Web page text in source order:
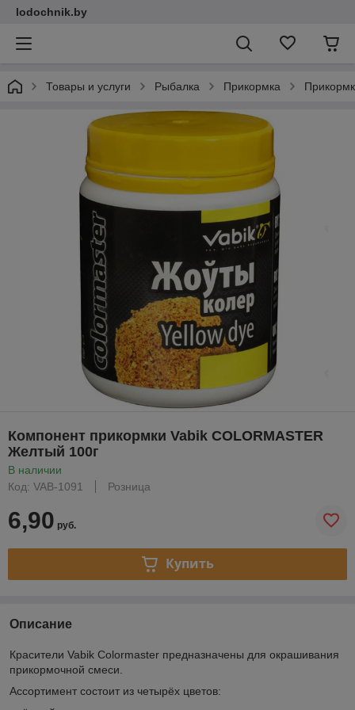
lodochnik.by
Товары и услуги Рыбалка Прикормка
Компонент прикормки Vabik COLORMASTER
Желтый 100г
В наличии
Код: VAB-1091
Розница
6,90 руб.
Купить
Описание
Красители Vabik Colormaster предназначены для окрашивания
прикормочной смеси.
Ассортимент состоит из четырёх цветов: